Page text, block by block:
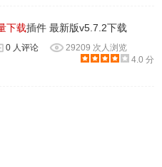
下载插件 最新版v5.7.2下载
0 人评论
29209 次人浏览
4.0 分